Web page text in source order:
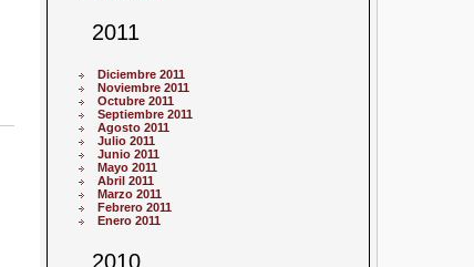
2011
Diciembre 2011
Noviembre 2011
Octubre 2011
Septiembre 2011
Agosto 2011
Julio 2011
Junio 2011
Mayo 2011
Abril 2011
Marzo 2011
Febrero 2011
Enero 2011
2010